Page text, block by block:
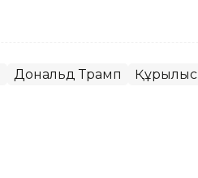
Дональд Трамп Құрылыс